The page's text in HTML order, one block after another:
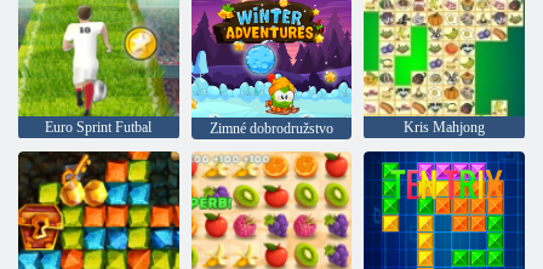
Euro Sprint Futbal Zimné dobrodružstvo Kris Mahjong